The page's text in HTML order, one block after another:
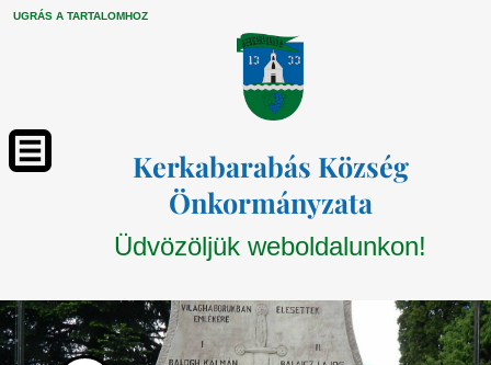
UGRÁS A TARTALOMHOZ
Kerkabarabás Község
Önkormányzata
Üdvözöljük weboldalunkon!